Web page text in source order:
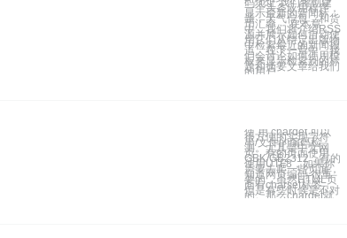
一个头条应用程序，
显示最新的新闻标
题，天气信息，和货
币汇率。 在本章
中，我们将介绍RSS
源并展示如何自动使
用它们从特定出版物
中检索最近的新闻报
道。在下一章中，我
们会讨论如何使用模
板来显示检索到的标
题和摘要文章给我们
的用户
使 用 chardet 可以
很方便的实现字符
串/文件的编码检
测。尤其是中文网
页，有的页面使用
GBK/GB2312，有的
使用UTF8，如果你
需要去爬一些页面，
知道网页编码 很重
要的，虽然HTML页
面有charset标签，
但是有些时候是不对
的。那么chardet就